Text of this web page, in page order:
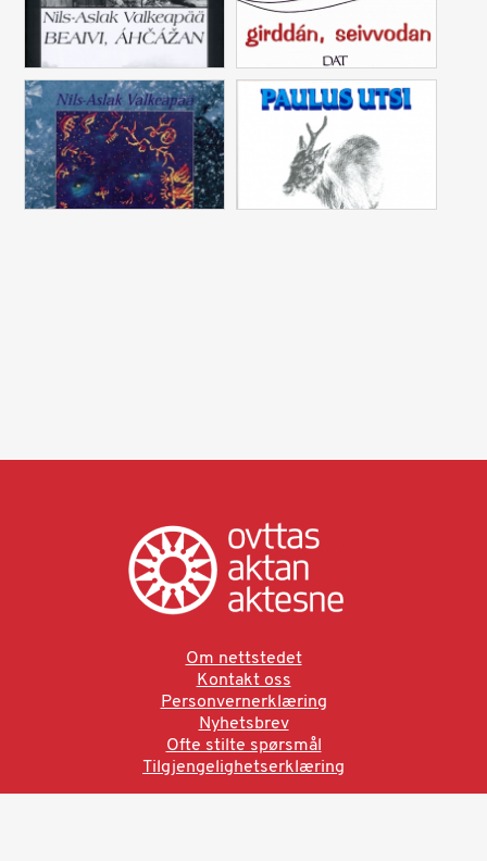
Om nettstedet
Kontakt oss
Personvernerklæring
Nyhetsbrev
Ofte stilte spørsmål
Tilgjengelighetserklæring